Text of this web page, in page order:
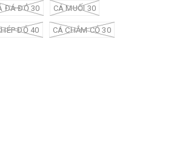
ĐÁ ĐỎ 30 CÁ MUỐI 30
ĐỎ 40 CÁ CHẮM CỎ 30